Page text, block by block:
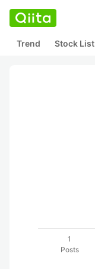
Trend Stock List
1
Posts